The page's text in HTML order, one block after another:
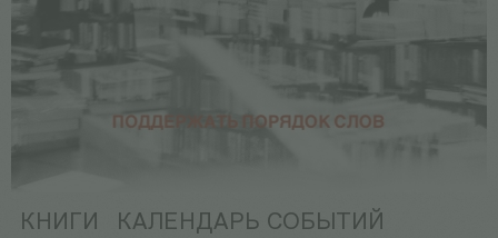
КНИГИ
КАЛЕНДАРЬ СОБЫТИЙ